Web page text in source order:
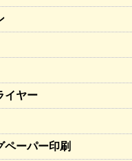
イヤー
ペーパー印刷